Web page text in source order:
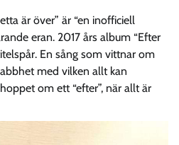
är över” är “en inofficiell
eran. 2017 års album “Efter
En sång som vittnar om
med vilken allt kan
om ett “efter”, när allt är